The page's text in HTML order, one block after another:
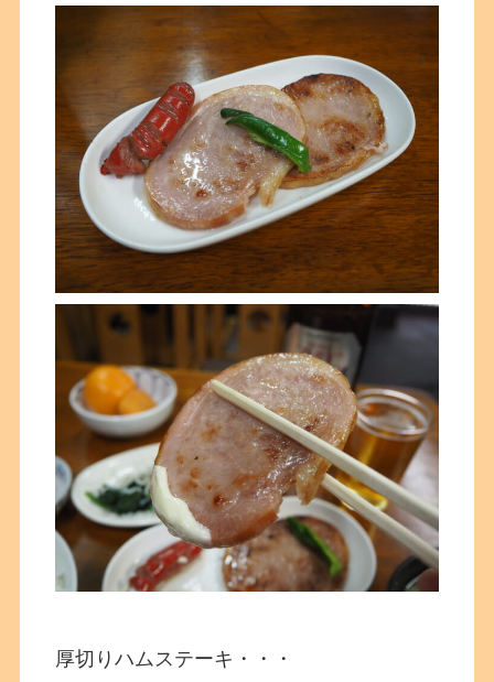
厚切りハムステーキ・・・